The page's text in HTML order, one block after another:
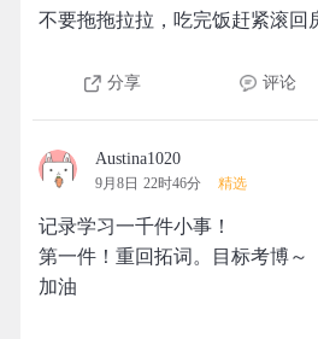
不要拖拖拉拉，吃完饭赶紧滚回
分享 评论
Austina1020
9月8日 22时46分 精选
记录学习一千件小事！
第一件！重回拓词。目标考博～
加油